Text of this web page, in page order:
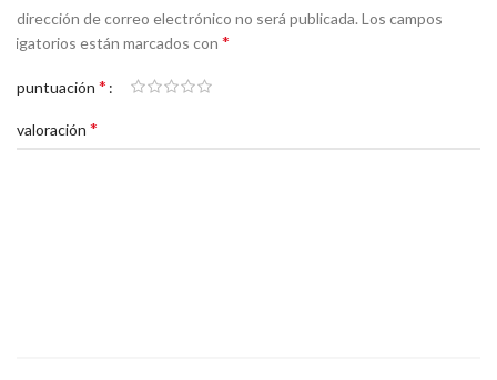
dirección de correo electrónico no será publicada. Los campos
están marcados con *
puntuación *
valoración *